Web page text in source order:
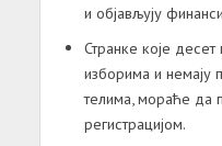
и објављују
Странке које десет
изборима и немају
телима, мораће да
регистрацијом.